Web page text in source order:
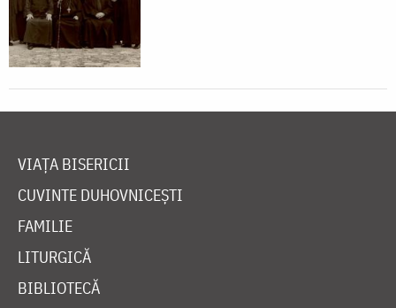
VIAȚA BISERICII
CUVINTE DUHOVNICEȘTI
FAMILIE
LITURGICĂ
BIBLIOTECĂ